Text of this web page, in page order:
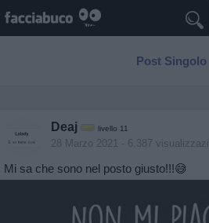
Post Singolo
Deaj livello 11
28 Marzo 2021 - 6.387
Mi sa che sono nel posto giusto!!!😅